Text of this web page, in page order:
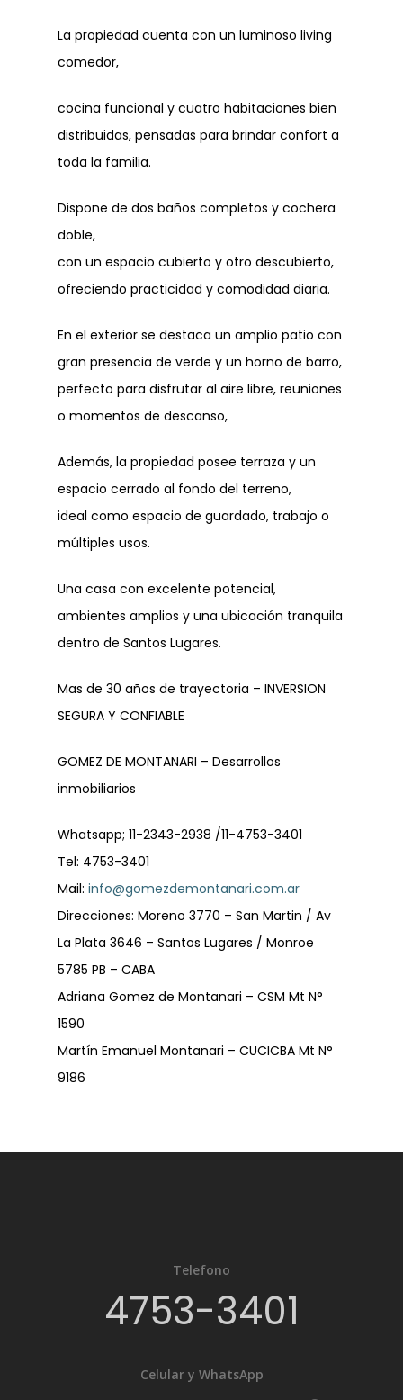
La propiedad cuenta con un luminoso living
comedor,
cocina funcional y cuatro habitaciones bien
distribuidas, pensadas para brindar confort a
toda la familia.
Dispone de dos baños completos y cochera
doble,
con un espacio cubierto y otro descubierto,
ofreciendo practicidad y comodidad diaria.
En el exterior se destaca un amplio patio con
gran presencia de verde y un horno de barro,
perfecto para disfrutar al aire libre, reuniones
o momentos de descanso,
Además, la propiedad posee terraza y un
espacio cerrado al fondo del terreno,
ideal como espacio de guardado, trabajo o
múltiples usos.
Una casa con excelente potencial,
ambientes amplios y una ubicación tranquila
dentro de Santos Lugares.
Mas de 30 años de trayectoria – INVERSION
SEGURA Y CONFIABLE
GOMEZ DE MONTANARI – Desarrollos
inmobiliarios
Whatsapp; 11-2343-2938 /11-4753-3401
Tel: 4753-3401
Mail: info@gomezdemontanari.com.ar
Direcciones: Moreno 3770 – San Martin / Av
La Plata 3646 – Santos Lugares / Monroe
5785 PB – CABA
Adriana Gomez de Montanari – CSM Mt N°
1590
Martín Emanuel Montanari – CUCICBA Mt N°
9186
Telefono
4753-3401
Celular y WhatsApp